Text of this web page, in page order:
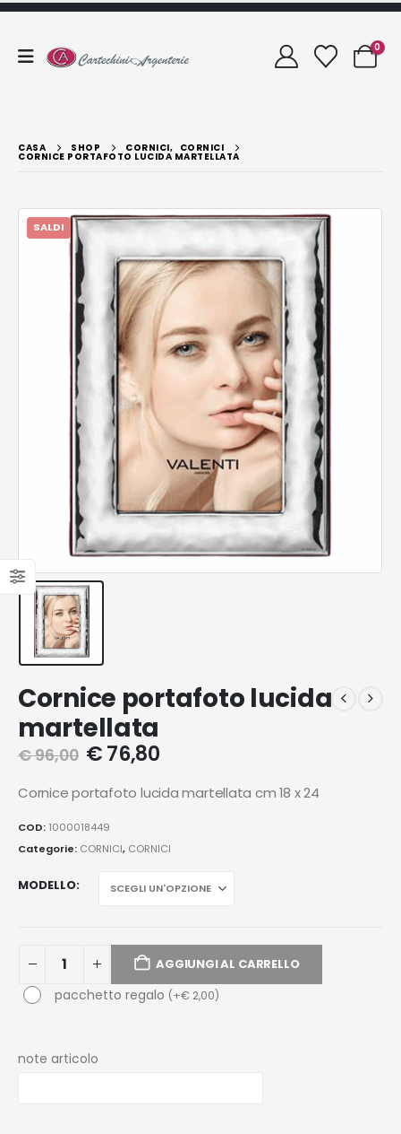
0
CASA SHOP CORNICI, CORNICI
CORNICE PORTAFOTO LUCIDA MARTELLATA
SALDI
Cornice portafoto lucida
martellata
€96,00 €76,80
Cornice portafoto lucida martellata cm 18 x 24
COD: 1000018449
Categorie: CORNICI, CORNICI
MODELLO
AGGIUNGI AL CARRELLO
pacchetto regalo (+€2,00)
note articolo